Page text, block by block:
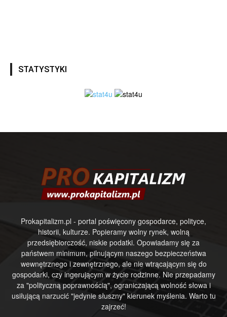
STATYSTYKI
Prokapitalizm.pl - portal poświęcony gospodarce, polityce,
historii, kulturze. Popieramy wolny rynek, wolną
przedsiębiorczość, niskie podatki. Opowiadamy się za
państwem minimum, pilnującym naszego bezpieczeństwa
wewnętrznego i zewnętrznego, ale nie wtrącającym się do
gospodarki, czy ingerującym w życie rodzinne. Nie przepadamy
za "polityczną poprawnością", ograniczającą wolność słowa i
usiłującą narzucić "jedynie słuszny" kierunek myślenia. Warto tu
zajrzeć!